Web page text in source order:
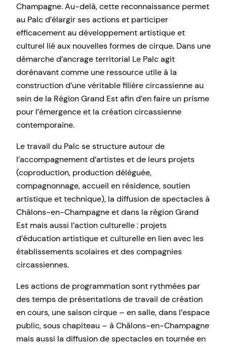
Champagne. Au-delà, cette reconnaissance permet
au Palc d’élargir ses actions et participer
efficacement au développement artistique et
culturel lié aux nouvelles formes de cirque. Dans une
démarche d’ancrage territorial Le Palc agit
dorénavant comme une ressource utile à la
construction d’une véritable filière circassienne au
sein de la Région Grand Est afin d’en faire un prisme
pour l’émergence et la création circassienne
contemporaine.
Le travail du Palc se structure autour de
l’accompagnement d’artistes et de leurs projets
(coproduction, production déléguée,
compagnonnage, accueil en résidence, soutien
artistique et technique), la diffusion de spectacles à
Châlons-en-Champagne et dans la région Grand
Est mais aussi l’action culturelle : projets
d’éducation artistique et culturelle en lien avec les
établissements scolaires et des compagnies
circassiennes.
Les actions de programmation sont rythmées par
des temps de présentations de travail de création
en cours, une saison cirque – en salle, dans l’espace
public, sous chapiteau – à Châlons-en-Champagne
mais aussi la diffusion de spectacles en tournée en